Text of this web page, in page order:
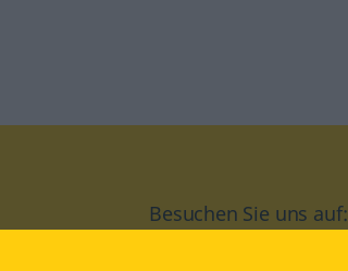
Besuchen Sie uns auf: